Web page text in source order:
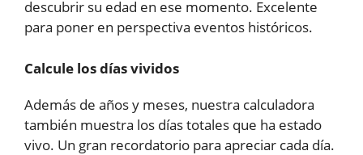
descubrir su edad en ese momento. Excelente
para poner en perspectiva eventos históricos.
Calcule los días vividos
Además de años y meses, nuestra calculadora
también muestra los días totales que ha estado
vivo. Un gran recordatorio para apreciar cada día.